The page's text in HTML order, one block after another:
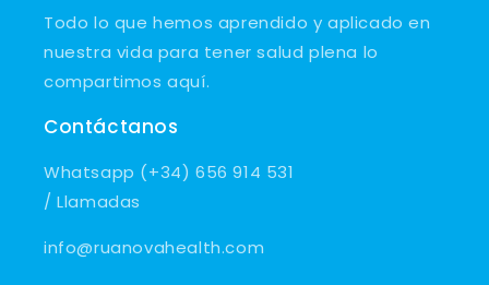
Todo lo que hemos aprendido y aplicado en
nuestra vida para tener salud plena lo
compartimos aquí.
Contáctanos
Whatsapp (+34) 656 914 531
/ Llamadas
info@ruanovahealth.com